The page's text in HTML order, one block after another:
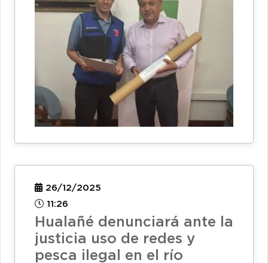
26/12/2025
11:26
Hualañé denunciará ante la
justicia uso de redes y
pesca ilegal en el río